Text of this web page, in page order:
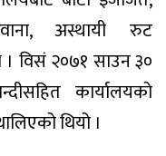
अस्थायी रुट
विसं २०७१ साउन ३०
कार्यालयको
थियो ।